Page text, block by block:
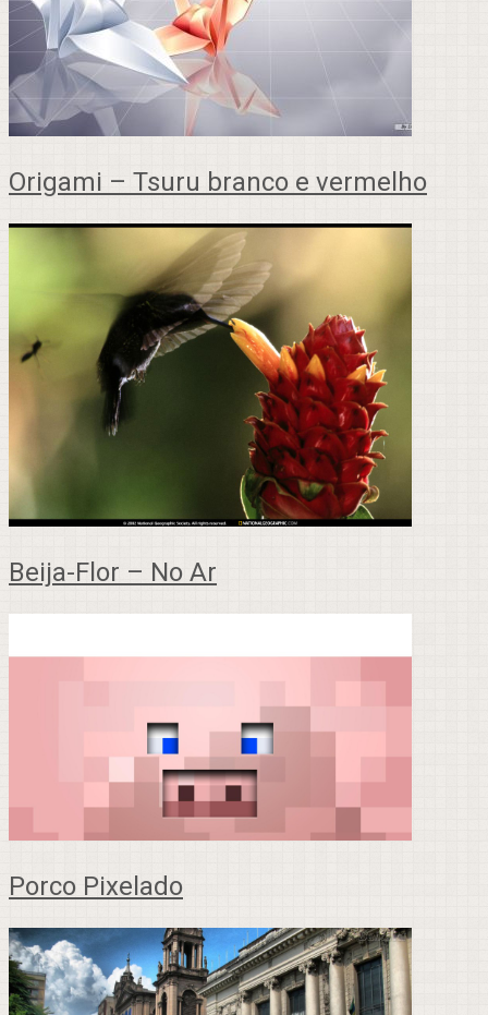
Origami – Tsuru branco e vermelho
Beija-Flor – No Ar
Porco Pixelado